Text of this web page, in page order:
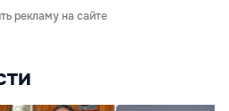
рекламу на сайте